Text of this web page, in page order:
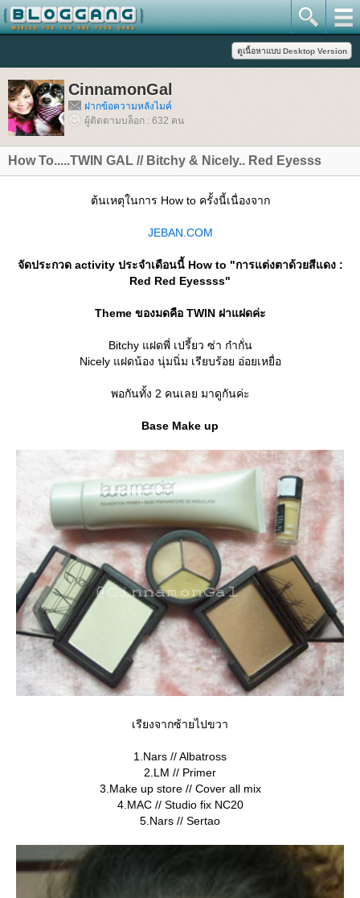
CinnamonGal
ฝากข้อความหลังไมค์
ผู้ติดตามบล็อก : 632 คน
How To.....TWIN GAL // Bitchy & Nicely.. Red Eyesss
ต้นเหตุในการ How to ครั้งนี้เนื่องจาก
JEBAN.COM
จัดประกวด activity ประจำเดือนนี้ How to "การแต่งตาด้วยสีแดง :
Red Red Eyessss"
Theme ของมดคือ TWIN ฝาแฝดค่ะ
Bitchy แฝดพี่ เปรี้ยว ซ่า ก๋ากั่น
Nicely แฝดน้อง นุ่มนิ่ม เรียบร้อย อ่อยเหยื่อ
พอกันทั้ง 2 คนเลย มาดูกันค่ะ
Base Make up
เรียงจากซ้ายไปขวา
1.Nars // Albatross
2.LM // Primer
3.Make up store // Cover all mix
4.MAC // Studio fix NC20
5.Nars // Sertao